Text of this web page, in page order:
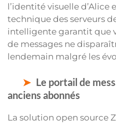
l’identité visuelle d’Alice
technique des serveurs
intelligente garantit que
de messages ne
lendemain malgré les
Le portail de
anciens abonnés
La solution open source